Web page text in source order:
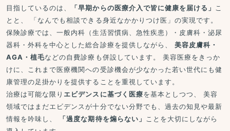
目指しているのは、
「早期からの医療介入で皆に健康を届ける」
こ
とと、 「なんでも相談できる身近なかかりつけ医」の実現です。
保険診療では、一般内科（生活習慣病、急性疾患）・皮膚科・泌尿
器科・外科を中心とした総合診療を提供しながら、 美容皮膚科・
AGA・植毛などの自費診療も併設しています。 美容医療をきっか
けに、これまで医療機関への受診機会が少なかった若い世代にも健
康管理の足掛かりを提供することを重視しています。
治療は可能な限り エビデンスに基づく医療を基本としつつ、 美容
領域ではまだエビデンスが十分でない分野でも、過去の知見や最新
情報を吟味し、
「過度な期待を煽らない」
ことを大切にしながら